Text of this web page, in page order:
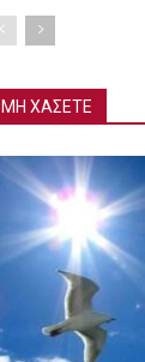
ΜΗ ΧΑΣΕΤΕ